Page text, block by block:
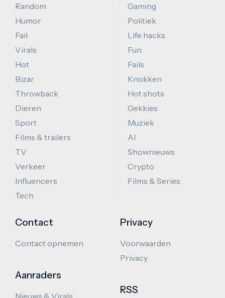
Random
Humor
Fail
Virals
Hot
Bizar
Throwback
Dieren
Sport
Films & trailers
TV
Verkeer
Influencers
Tech
Gaming
Politiek
Life hacks
Fun
Fails
Knokken
Hot shots
Gekkies
Muziek
AI
Shownieuws
Crypto
Films & Series
Contact
Contact opnemen
Aanraders
Nieuws & Virals
Privacy
Voorwaarden
Privacy
RSS